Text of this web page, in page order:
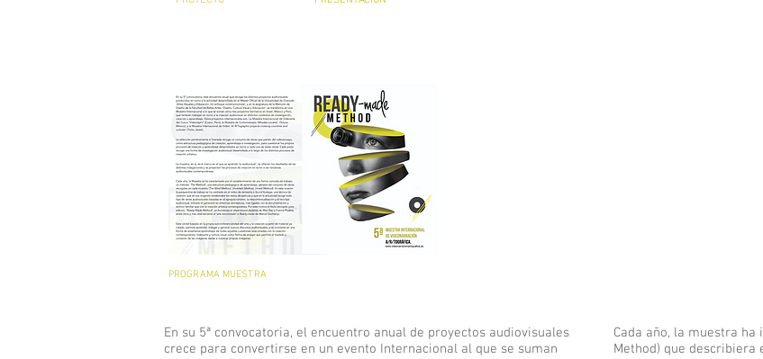
PROGRAMA MUESTRA
En su 5ª convocatoria, el encuentro anual de proyectos audiovisuales
crece para convertirse en un evento Internacional al que se suman
Cada año, la muestra
Method) que describiera